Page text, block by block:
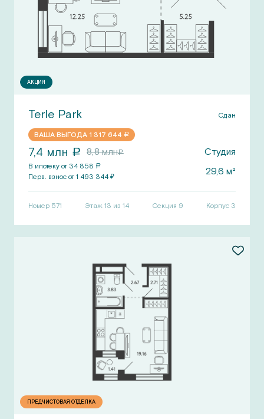
АКЦИЯ
Terle Park Сдан
ВАША ВЫГОДА 1 317 644 a
7,4 млн a 8,8млнa Студия
В ипотеку от 34 858 a
Перв. взнос от 1 493 344 ₽ 29,6 м²
Номер 571 Этаж 13 из 14 Секция 9 Корпус 3
ПРЕДЧИСТОВАЯ ОТДЕЛКА